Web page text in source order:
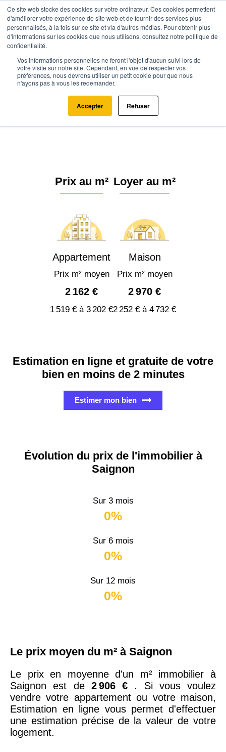
Ce site web stocke des cookies sur votre ordinateur. Ces cookies permettent
d'améliorer votre expérience de site web et de fournir des services plus
personnalisés, à la fois sur ce site et via d'autres médias. Pour obtenir plus
d'informations sur les cookies que nous utilisons, consultez notre politique de
confidentialité.
Vos informations personnelles ne feront l'objet d'aucun suivi lors de
votre visite sur notre site. Cependant, en vue de respecter vos
préférences, nous devrons utiliser un petit cookie pour que nous
n'ayons pas à vous les redemander.
Accepter Refuser
Agence.immo Prix immobilier Provence-Alpes-Côte d'Azur
Vaucluse Saignon (84400)
Estimation immobilière à Saignon
: Prix m² 2026
Prix au m²
Appartement
Prix m² moyen
2 162 €
1 519 € à 3 202 €
Loyer au m²
Maison
Prix m² moyen
2 970 €
2 252 € à 4 732 €
Estimation en ligne et gratuite de votre
bien en moins de 2 minutes
Estimer mon bien
Évolution du prix de l'immobilier à
Saignon
Sur 3 mois
0%
Sur 6 mois
0%
Sur 12 mois
0%
Le prix moyen du m² à Saignon
Le prix en moyenne d'un m² immobilier à
Saignon est de 2 906 € . Si vous voulez
vendre votre appartement ou votre maison,
Estimation en ligne vous permet d'effectuer
une estimation précise de la valeur de votre
logement.